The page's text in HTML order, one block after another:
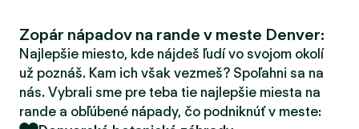
d
e
r
Zopár nápadov na rande v meste Denver:
Najlepšie miesto, kde nájdeš ľudí vo svojom okolí
už poznáš. Kam ich však vezmeš? Spoľahni sa na
nás. Vybrali sme pre teba tie najlepšie miesta na
rande a obľúbené nápady, čo podniknúť v meste: